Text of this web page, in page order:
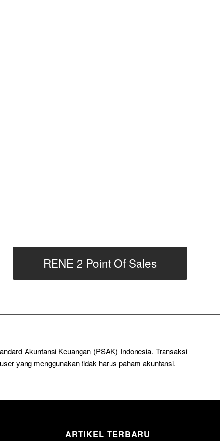
RENE 2 Point Of Sales
Akuntansi Keuangan (PSAK) Indonesia. Transaksi
yang menggunakan tidak harus paham akuntansi.
ARTIKEL TERBARU